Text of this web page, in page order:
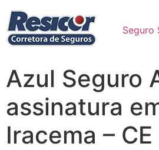
Seguro
Azul Seguro
assinatura
Iracema – CE